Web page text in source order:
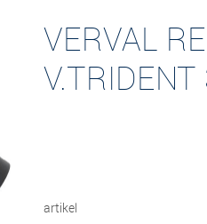
VERVAL
artikel